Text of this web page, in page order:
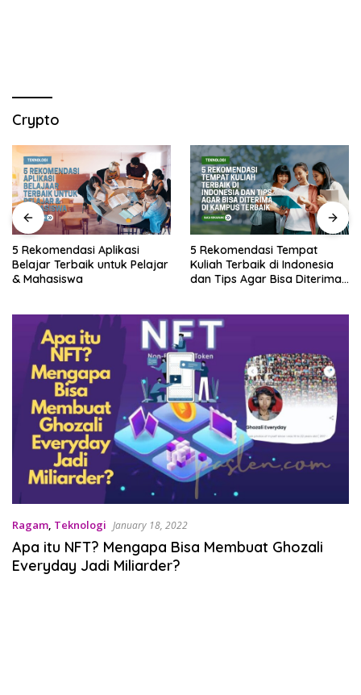
Crypto
5 Rekomendasi Aplikasi
Belajar Terbaik untuk Pelajar
& Mahasiswa
5 Rekomendasi Tempat
Kuliah Terbaik di Indonesia
dan Tips Agar Bisa Diterima
Ragam, Teknologi January 18, 2022
Apa itu NFT? Mengapa Bisa Membuat Ghozali
Everyday Jadi Miliarder?